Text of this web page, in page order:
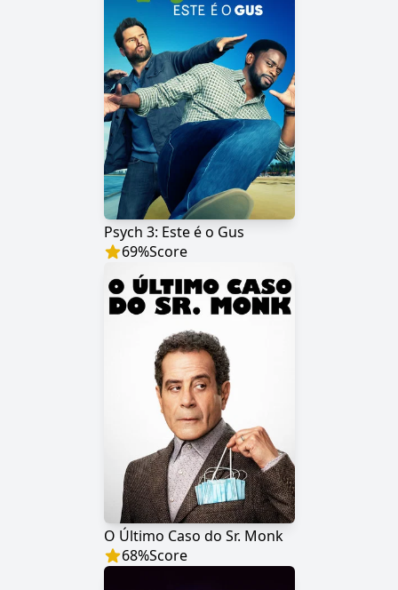
Psych 3: Este é o Gus
69%Score
O Último Caso do Sr. Monk
68%Score